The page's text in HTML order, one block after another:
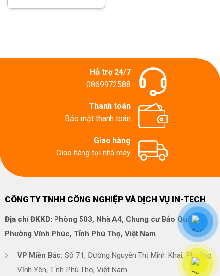
Hỗ trợ 24/7
0869972588
Thanh toán
Bảo mật thanh toán
Giao hàng
Giao hàng tại nhà máy
CÔNG TY TNHH CÔNG NGHIỆP VÀ DỊCH VỤ IN-TECH
Địa chỉ ĐKKD:Phòng 503, Nhà A4, Chung cư Bảo Quân,
Phường Vĩnh Phúc, Tỉnh Phú Thọ, Việt Nam
VP Miền Bắc: Số 71, Đường Nguyễn Thị Minh Khai, Phường
Vĩnh Yên, Tỉnh Phú Thọ, Việt Nam